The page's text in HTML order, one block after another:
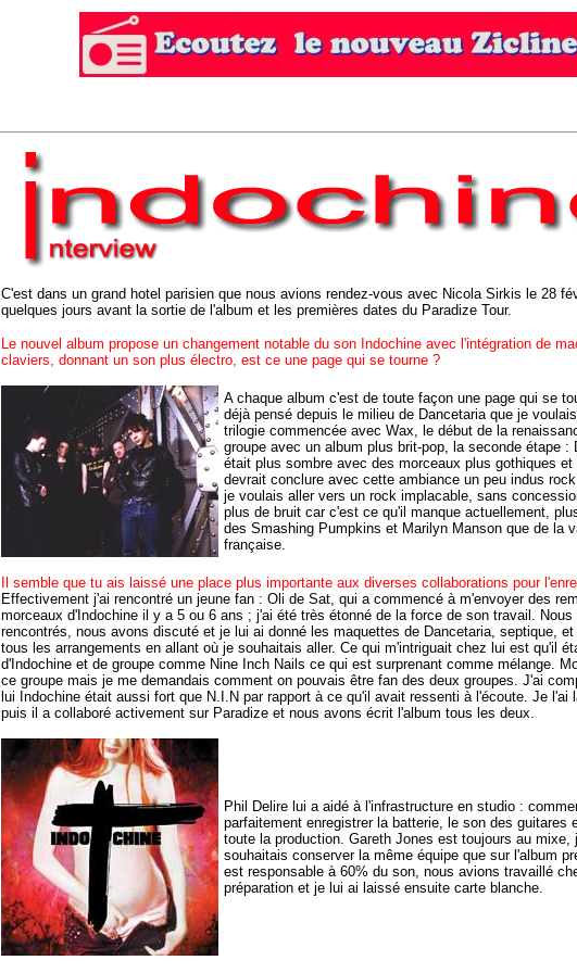
C'est dans un grand hotel parisien que nous avions rendez-vous avec Nicola Sirkis le 28
quelques jours avant la sortie de l'album et les premières dates du Paradize Tour.
Le nouvel album propose un changement notable du son Indochine avec l'intégration de
claviers, donnant un son plus électro, est ce une page qui se tourne ?
A chaque album c'est de toute façon une page qui se
déjà pensé depuis le milieu de Dancetaria que je
trilogie commencée avec Wax, le début de la
groupe avec un album plus brit-pop, la seconde étape :
était plus sombre avec des morceaux plus gothiques et
devrait conclure avec cette ambiance un peu indus
je voulais aller vers un rock implacable, sans
plus de bruit car c'est ce qu'il manque actuellement,
des Smashing Pumpkins et Marilyn Manson que de la
française.
Il semble que tu ais laissé une place plus importante aux diverses collaborations pour
Effectivement j'ai rencontré un jeune fan : Oli de Sat, qui a commencé à m'envoyer des
morceaux d'Indochine il y a 5 ou 6 ans ; j'ai été très étonné de la force de son travail. Nous
rencontrés, nous avons discuté et je lui ai donné les maquettes de Dancetaria, septique,
tous les arrangements en allant où je souhaitais aller. Ce qui m'intriguait chez lui est qu'il
d'Indochine et de groupe comme Nine Inch Nails ce qui est surprenant comme mélange.
ce groupe mais je me demandais comment on pouvais être fan des deux groupes. J'ai
lui Indochine était aussi fort que N.I.N par rapport à ce qu'il avait ressenti à l'écoute. Je l'ai
puis il a collaboré activement sur Paradize et nous avons écrit l'album tous les deux.
Phil Delire lui a aidé à l'infrastructure en studio :
parfaitement enregistrer la batterie, le son des guitares
toute la production. Gareth Jones est toujours au mixe,
souhaitais conserver la même équipe que sur l'album
est responsable à 60% du son, nous avions travaillé
préparation et je lui ai laissé ensuite carte blanche.